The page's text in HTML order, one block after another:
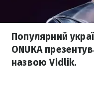
Популярний
ONUKA
назвою Vidlik.